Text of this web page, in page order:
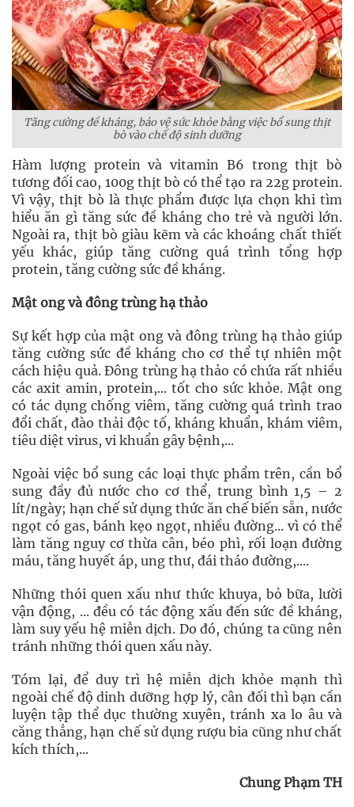
Tăng cường đề kháng, bảo vệ sức khỏe bằng việc bổ sung thịt
bò vào chế độ sinh dưỡng
Hàm lượng protein và vitamin B6 trong thịt bò
tương đối cao, 100g thịt bò có thể tạo ra 22g protein.
Vì vậy, thịt bò là thực phẩm được lựa chọn khi tìm
hiểu ăn gì tăng sức đề kháng cho trẻ và người lớn.
Ngoài ra, thịt bò giàu kẽm và các khoáng chất thiết
yếu khác, giúp tăng cường quá trình tổng hợp
protein, tăng cường sức đề kháng.
Mật ong và đông trùng hạ thảo
Sự kết hợp của mật ong và đông trùng hạ thảo giúp
tăng cường sức đề kháng cho cơ thể tự nhiên một
cách hiệu quả. Đông trùng hạ thảo có chứa rất nhiều
các axit amin, protein,... tốt cho sức khỏe. Mật ong
có tác dụng chống viêm, tăng cường quá trình trao
đổi chất, đào thải độc tố, kháng khuẩn, khám viêm,
tiêu diệt virus, vi khuẩn gây bệnh,...
Ngoài việc bổ sung các loại thực phẩm trên, cần bổ
sung đầy đủ nước cho cơ thể, trung bình 1,5 – 2
lít/ngày; hạn chế sử dụng thức ăn chế biến sẵn, nước
ngọt có gas, bánh kẹo ngọt, nhiều đường... vì có thể
làm tăng nguy cơ thừa cân, béo phì, rối loạn đường
máu, tăng huyết áp, ung thư, đái tháo đường,....
Những thói quen xấu như thức khuya, bỏ bữa, lười
vận động, ... đều có tác động xấu đến sức đề kháng,
làm suy yếu hệ miễn dịch. Do đó, chúng ta cũng nên
tránh những thói quen xấu này.
Tóm lại, để duy trì hệ miễn dịch khỏe mạnh thì
ngoài chế độ dinh dưỡng hợp lý, cân đối thì bạn cần
luyện tập thể dục thường xuyên, tránh xa lo âu và
căng thẳng, hạn chế sử dụng rượu bia cũng như chất
kích thích,...
Chung Phạm TH